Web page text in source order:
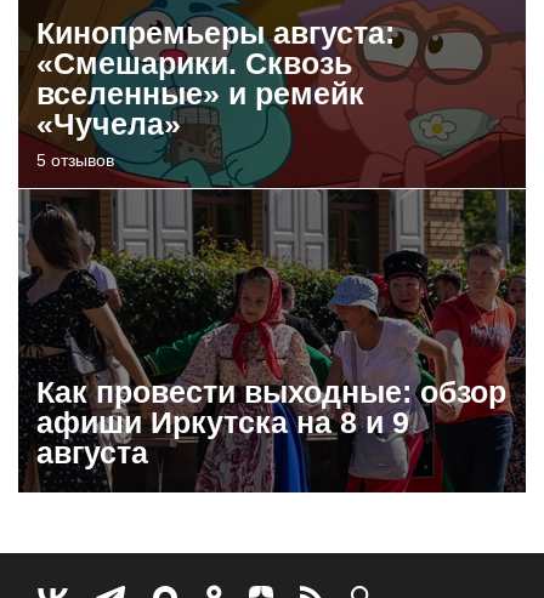
Кинопремьеры августа:
«Смешарики. Сквозь
вселенные» и ремейк
«Чучела»
5 отзывов
Как провести выходные: обзор
афиши Иркутска на 8 и 9
августа